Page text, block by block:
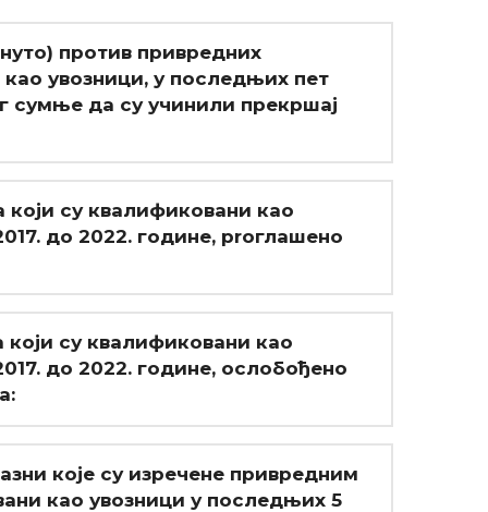
против привредних
увозници, у последњих пет
сумње да су учинили прекршај
су квалификовани као
до 2022. године, prоглашено
су квалификовани као
до 2022. године, ослобођено
које су изречене привредним
као увозници у последњих 5